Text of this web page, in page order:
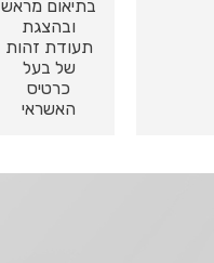
בתיאום מראש
ובהצגת
תעודת זהות
של בעל
כרטיס
האשראי